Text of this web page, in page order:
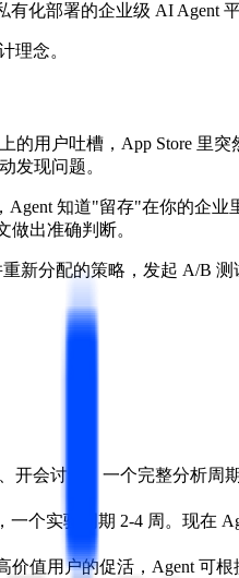
化部署的企业级 AI Agent 平
理念。
的用户吐槽，App Store 里
发现问题。
知道"留存"在你的企
出准确判断。
新分配的策略，发起 A/B
会讨论，一个完整分析周
个实验周期 2-4 周。现在
值用户的促活，Agent 可